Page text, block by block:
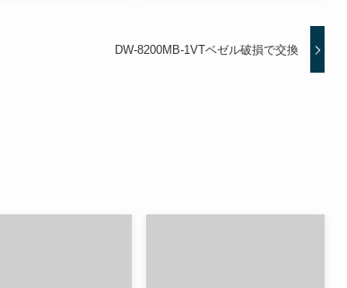
DW-8200MB-1VTベゼル破損で交換